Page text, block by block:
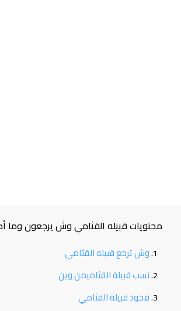
محتويات قبيله القثامي وش يرجعون وما
وش ترجع قبيله القثامي
نسب قبيلة القثاميمن وين
فخوذ قبيلة القثامي